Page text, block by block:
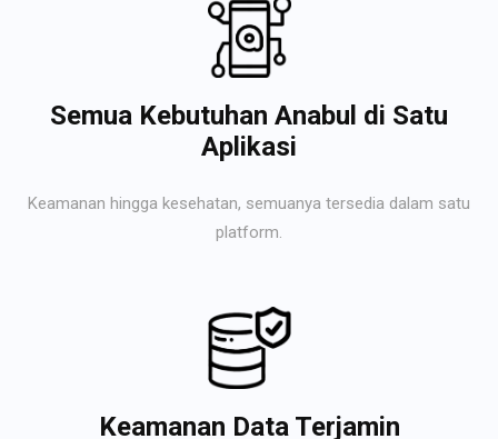
Semua Kebutuhan Anabul di Satu
Aplikasi
Keamanan hingga kesehatan, semuanya tersedia dalam satu
platform.
Keamanan Data Terjamin